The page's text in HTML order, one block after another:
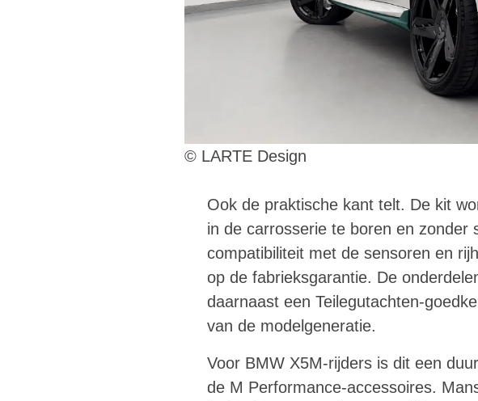
© LARTE Design
Ook de praktische kant telt. De kit
in de carrosserie te boren en zonder
compatibiliteit met de sensoren en
op de fabrieksgarantie. De
daarnaast een Teilegutachten-
van de modelgeneratie.
Voor BMW X5M-rijders is dit een
de M Performance-accessoires.